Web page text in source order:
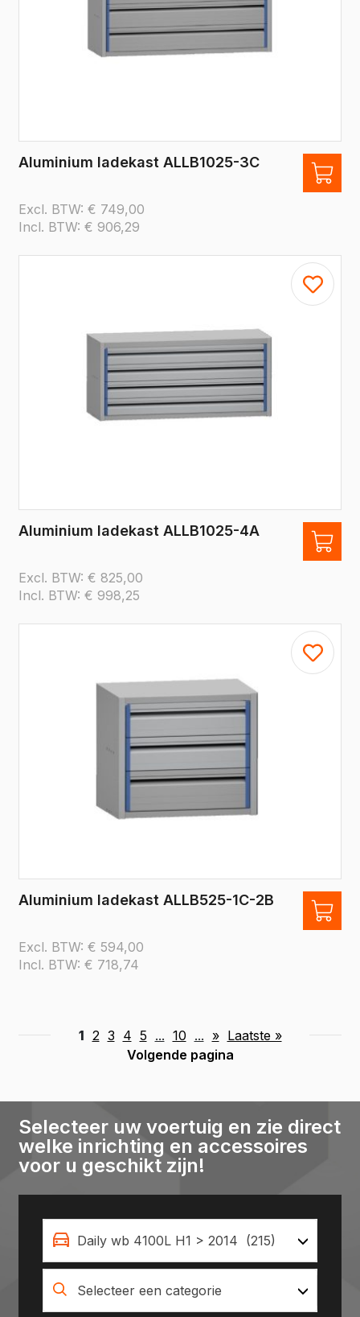
Aluminium ladekast ALLB1025-3C
Excl. BTW: € 749,00
Incl. BTW: € 906,29
Aluminium ladekast ALLB1025-4A
Excl. BTW: € 825,00
Incl. BTW: € 998,25
Aluminium ladekast ALLB525-1C-2B
Excl. BTW: € 594,00
Incl. BTW: € 718,74
1 2 3 4 5 ... 10 ... » Laatste »
Volgende pagina
Selecteer uw voertuig en zie direct
welke inrichting en accessoires
voor u geschikt zijn!
Daily wb 4100L H1 > 2014 (215)
Selecteer een categorie